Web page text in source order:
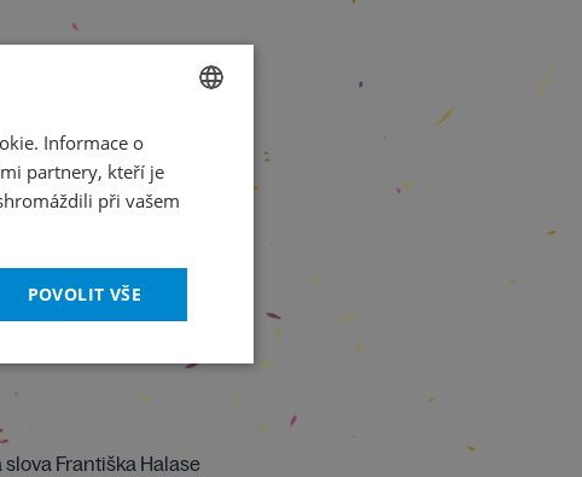
Františka Halase
ENGLISH
Informace o
partnery, kteří je
při vašem
POVOLIT VŠE